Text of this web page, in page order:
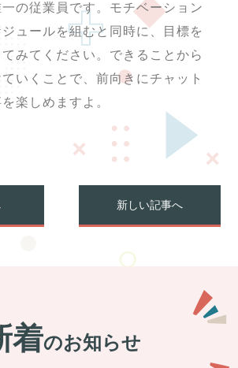
の従業員です。モチベーション
ュールを組むと同時に、目標を
みてください。できることから
いくことで、前向きにチャット
楽しめますよ。
新しい記事へ
着のお知らせ